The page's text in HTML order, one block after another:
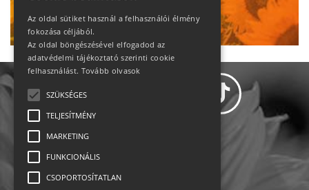
Ne maradj le!
Állásajánlatok
Az oldal sütiket használ a felhasználói élmény
fokozása céljából.
Az oldal böngészésével elfogadod az
adatvédelmi tájékoztató szerinti cookie
felhasználást. Tovább olvasok
SZÜKSÉGES
TELJESÍTMÉNY
MARKETING
FUNKCIONÁLIS
CSOPORTOSÍTATLAN